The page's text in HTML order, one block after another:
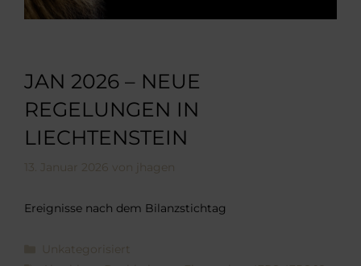
JAN 2026 – NEUE
REGELUNGEN IN
LIECHTENSTEIN
13. Januar 2026 von jhagen
Ereignisse nach dem Bilanzstichtag
Kategorien
Unkategorisiert